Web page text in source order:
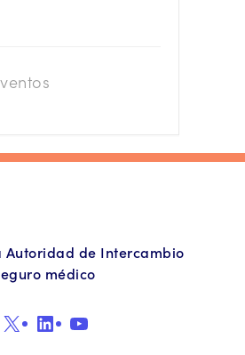
Autoridad de Intercambio
médico
X LinkedInYouTube